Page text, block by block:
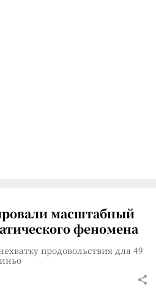
масштабный
феномена
продовольствия для 49